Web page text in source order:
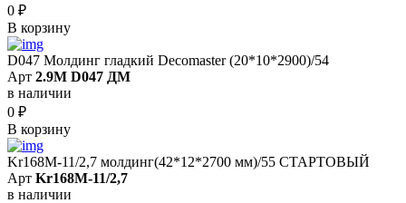
0 ₽
В корзину
D047 Молдинг гладкий Decomaster (20*10*2900)/54
Арт 2.9M D047 ДМ
в наличии
0 ₽
В корзину
Kr168M-11/2,7 молдинг(42*12*2700 мм)/55 СТАРТОВЫЙ
Арт Kr168M-11/2,7
в наличии